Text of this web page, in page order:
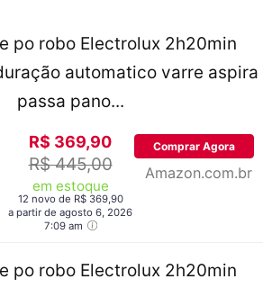
po robo Electrolux 2h20min
automatico varre aspira
passa pano...
R$ 369,90
R$ 445,00
em estoque
12 novo de R$ 369,90
a partir de agosto 6, 2026
7:09 am
Comprar Agora
Amazon.com.br
po robo Electrolux 2h20min